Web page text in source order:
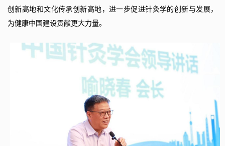
创新高地和文化传承创新高地，进一步促进针灸学的创新与发展，
为健康中国建设贡献更大力量。